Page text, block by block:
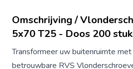
Omschrijving /
5x70 T25 - Doos 200
Transformeer uw buitenruimte
betrouwbare RVS